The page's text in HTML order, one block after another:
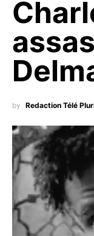
by Redaction Télé